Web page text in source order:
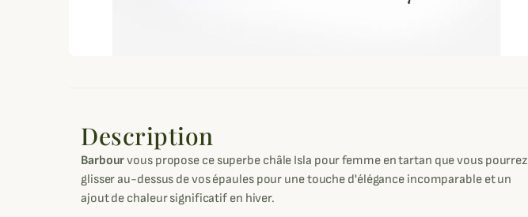
Description
Barbourvous propose ce superbe châle Isla pour femme en tartan que vous pourrez
glisser au-dessus de vos épaules pour une touche d'élégance incomparable et un
ajout de chaleur significatif en hiver.